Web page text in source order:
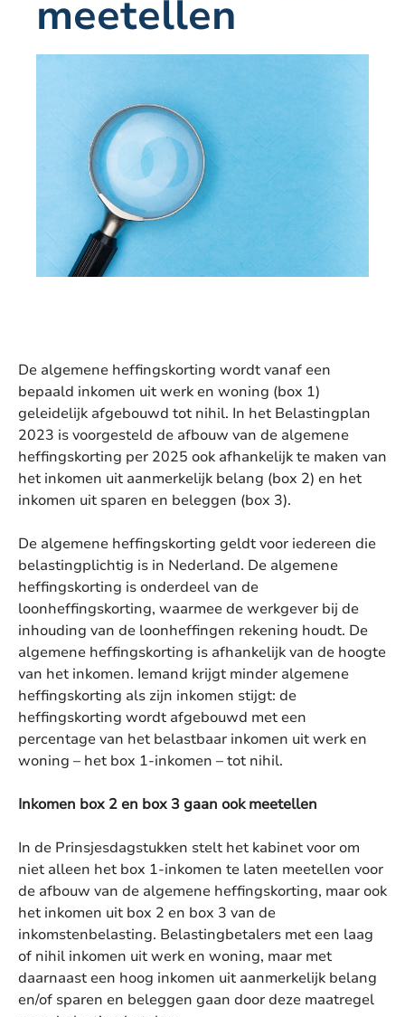
meetellen
De algemene heffingskorting wordt vanaf een
bepaald inkomen uit werk en woning (box 1)
geleidelijk afgebouwd tot nihil. In het Belastingplan
2023 is voorgesteld de afbouw van de algemene
heffingskorting per 2025 ook afhankelijk te maken van
het inkomen uit aanmerkelijk belang (box 2) en het
inkomen uit sparen en beleggen (box 3).
De algemene heffingskorting geldt voor iedereen die
belastingplichtig is in Nederland. De algemene
heffingskorting is onderdeel van de
loonheffingskorting, waarmee de werkgever bij de
inhouding van de loonheffingen rekening houdt. De
algemene heffingskorting is afhankelijk van de hoogte
van het inkomen. Iemand krijgt minder algemene
heffingskorting als zijn inkomen stijgt: de
heffingskorting wordt afgebouwd met een
percentage van het belastbaar inkomen uit werk en
woning – het box 1-inkomen – tot nihil.
Inkomen box 2 en box 3 gaan ook meetellen
In de Prinsjesdagstukken stelt het kabinet voor om
niet alleen het box 1-inkomen te laten meetellen voor
de afbouw van de algemene heffingskorting, maar ook
het inkomen uit box 2 en box 3 van de
inkomstenbelasting. Belastingbetalers met een laag
of nihil inkomen uit werk en woning, maar met
daarnaast een hoog inkomen uit aanmerkelijk belang
en/of sparen en beleggen gaan door deze maatregel